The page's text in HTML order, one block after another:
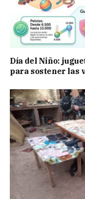
Día del Niño:
para sostener las